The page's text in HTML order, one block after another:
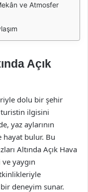
ve Atmosfer
Açık
dolu bir şehir
turistin ilgisini
yaz aylarının
bulur. Bu
Altında Açık Hava
ve yaygın
deneyim sunar.